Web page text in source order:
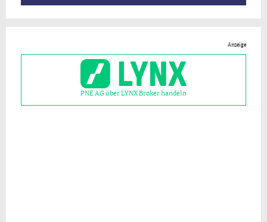
Anzeige
PNE AG über LYNX Broker handeln